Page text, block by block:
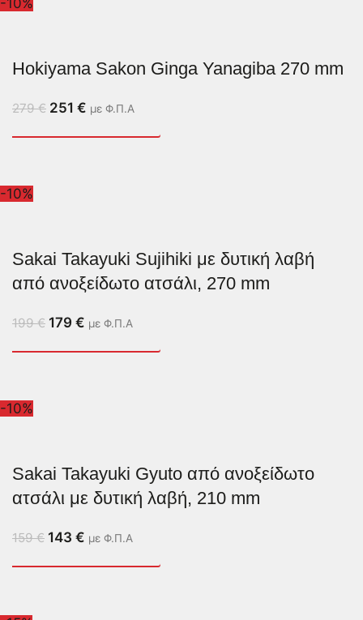
-10%
Hokiyama Sakon Ginga Yanagiba 270 mm
279€ 251 € με Φ.Π.Α
-10%
Sakai Takayuki Sujihiki με δυτική λαβή
από ανοξείδωτο ατσάλι, 270 mm
199€ 179 € με Φ.Π.Α
-10%
Sakai Takayuki Gyuto από ανοξείδωτο
ατσάλι με δυτική λαβή, 210 mm
159€ 143 € με Φ.Π.Α